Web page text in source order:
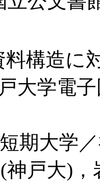
料構造
大学電
期大学
(神戸大)